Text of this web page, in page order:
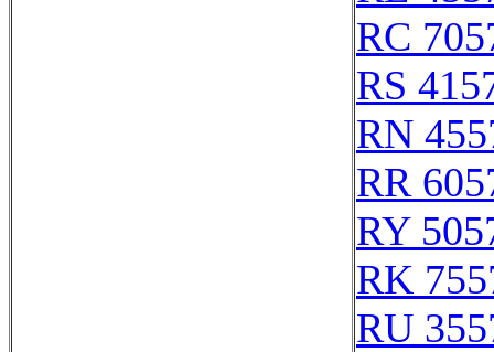
RC
RS
RN
RR
RY
RK
RU